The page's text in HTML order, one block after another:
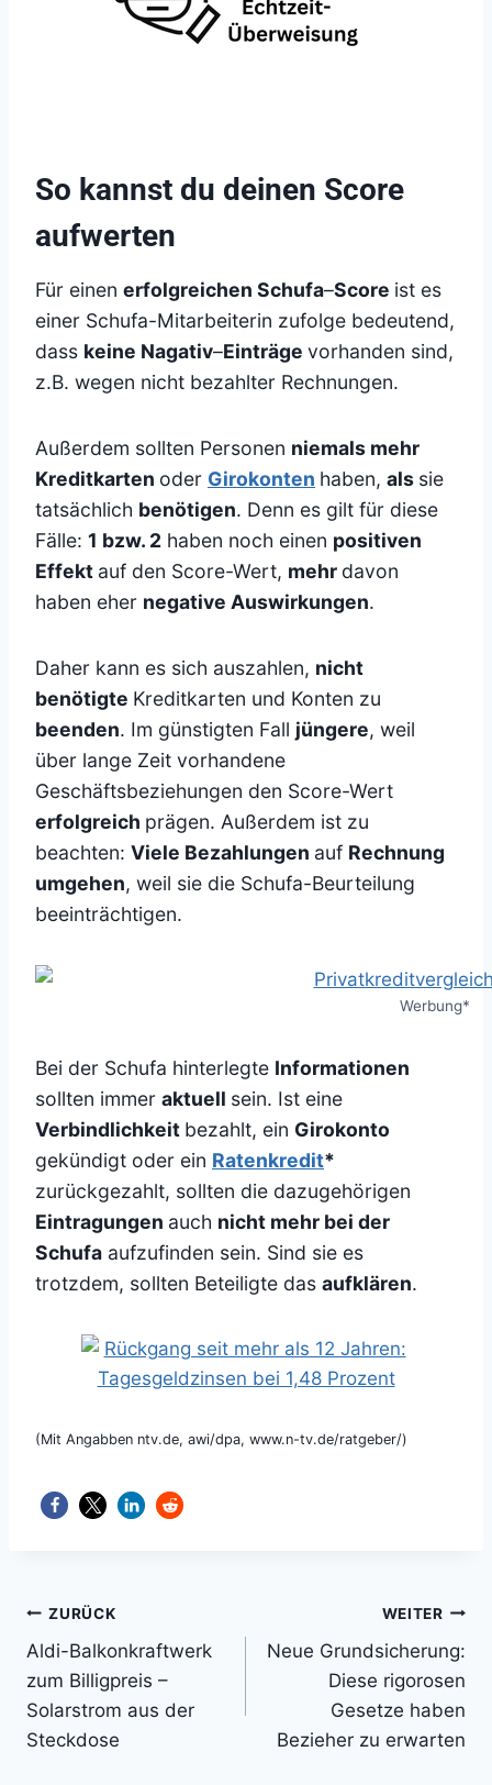
So kannst du deinen Score
aufwerten
Für einen erfolgreichen Schufa–Score ist es
einer Schufa-Mitarbeiterin zufolge bedeutend,
dass keine Nagativ–Einträge vorhanden sind,
z.B. wegen nicht bezahlter Rechnungen.
Außerdem sollten Personen niemals mehr
Kreditkarten oder Girokonten haben, als sie
tatsächlich benötigen. Denn es gilt für diese
Fälle: 1 bzw. 2 haben noch einen positiven
Effekt auf den Score-Wert, mehr davon
haben eher negative Auswirkungen.
Daher kann es sich auszahlen, nicht
benötigte Kreditkarten und Konten zu
beenden. Im günstigten Fall jüngere, weil
über lange Zeit vorhandene
Geschäftsbeziehungen den Score-Wert
erfolgreich prägen. Außerdem ist zu
beachten: Viele Bezahlungen auf Rechnung
umgehen, weil sie die Schufa-Beurteilung
beeinträchtigen.
Werbung*
Bei der Schufa hinterlegte Informationen
sollten immer aktuell sein. Ist eine
Verbindlichkeit bezahlt, ein Girokonto
gekündigt oder ein Ratenkredit*
zurückgezahlt, sollten die dazugehörigen
Eintragungen auch nicht mehr bei der
Schufa aufzufinden sein. Sind sie es
trotzdem, sollten Beteiligte das aufklären.
(Mit Angabben ntv.de, awi/dpa, www.n-tv.de/ratgeber/)
Beitragsnavigation
ZURÜCK
Aldi-Balkonkraftwerk
zum Billigpreis –
Solarstrom aus der
Steckdose
WEITER
Neue Grundsicherung:
Diese rigorosen
Gesetze haben
Bezieher zu erwarten